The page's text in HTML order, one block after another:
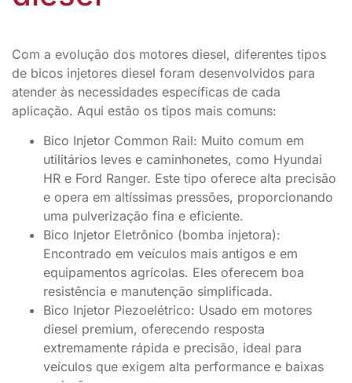
Com a evolução dos motores diesel, diferentes tipos
de bicos injetores diesel foram desenvolvidos para
atender às necessidades específicas de cada
aplicação. Aqui estão os tipos mais comuns:
Bico Injetor Common Rail: Muito comum em
utilitários leves e caminhonetes, como Hyundai
HR e Ford Ranger. Este tipo oferece alta precisão
e opera em altíssimas pressões, proporcionando
uma pulverização fina e eficiente.
Bico Injetor Eletrônico (bomba injetora):
Encontrado em veículos mais antigos e em
equipamentos agrícolas. Eles oferecem boa
resistência e manutenção simplificada.
Bico Injetor Piezoelétrico: Usado em motores
diesel premium, oferecendo resposta
extremamente rápida e precisão, ideal para
veículos que exigem alta performance e baixas